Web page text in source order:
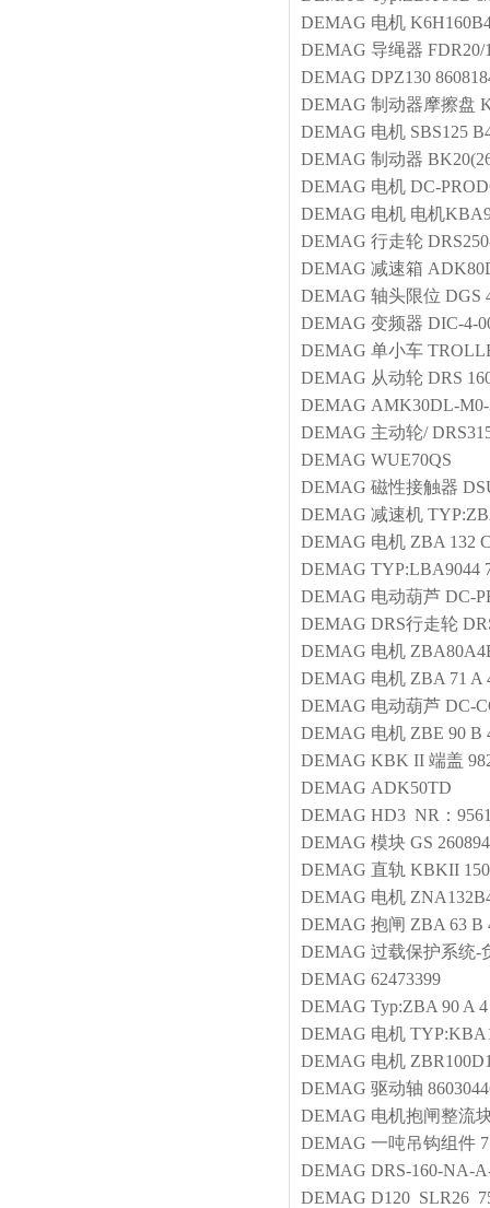
DEMAG 电机
DEMAG 导绳器 FDR20/
DEMAG DPZ130
DEMAG 制动器摩擦盘
DEMAG 电机 SBS125
DEMAG 制动器
DEMAG 电机 DC-
DEMAG 电机 电机
DEMAG 行走轮
DEMAG 减速箱
DEMAG 轴头限位 DGS
DEMAG 变频器 DIC-4-
DEMAG 单小车
DEMAG 从动轮 DRS
DEMAG AMK30DL-M0-
DEMAG 主动轮/
DEMAG WUE70QS
DEMAG 磁性接触器
DEMAG 减速机
DEMAG 电机 ZBA 132
DEMAG TYP:LBA9044
DEMAG 电动葫芦 DC-
DEMAG DRS行走轮
DEMAG 电机
DEMAG 电机 ZBA 71 A
DEMAG 电动葫芦 DC-
DEMAG 电机 ZBE 90 B
DEMAG KBK II 端盖
DEMAG ADK50TD
DEMAG HD3 NR：
DEMAG 模块 GS
DEMAG 直轨 KBKII
DEMAG 电机
DEMAG 抱闸 ZBA 63 B
DEMAG 过载保护系统-
DEMAG 62473399
DEMAG Typ:ZBA 90 A
DEMAG 电机
DEMAG 电机
DEMAG 驱动轴
DEMAG 电机抱闸整流
DEMAG 一吨吊钩组件
DEMAG DRS-160-NA-
DEMAG D120 SLR26